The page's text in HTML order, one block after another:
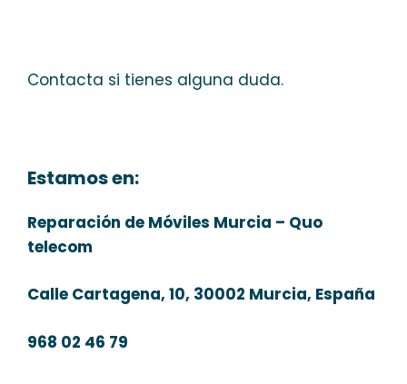
Contacta si tienes alguna duda.
Estamos en:
Reparación de Móviles Murcia – Quo
telecom
Calle Cartagena, 10, 30002 Murcia, España
968 02 46 79